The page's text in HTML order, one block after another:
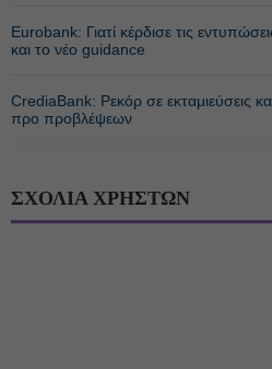
Eurobank: Γιατί κέρδισε τις
και το νέο guidance
CrediaBank: Ρεκόρ σε εκταμιεύσεις
προ προβλέψεων
ΣΧΟΛΙΑ ΧΡΗΣΤΩΝ